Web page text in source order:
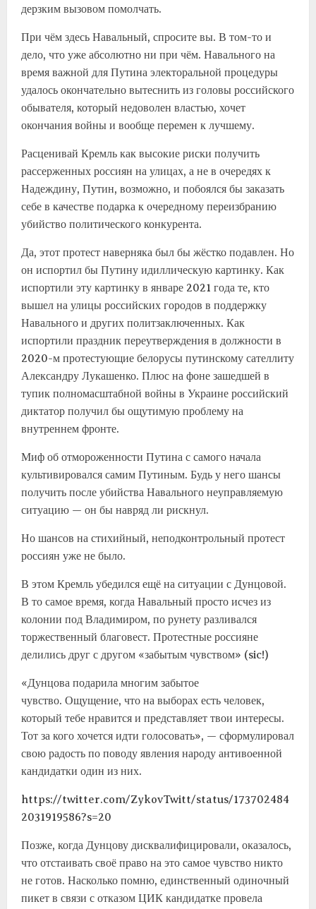
дерзким вызовом помолчать.
При чём здесь Навальный, спросите вы. В том-то и
дело, что уже абсолютно ни при чём. Навального на
время важной для Путина электоральной процедуры
удалось окончательно вытеснить из головы российского
обывателя, который недоволен властью, хочет
окончания войны и вообще перемен к лучшему.
Расценивай Кремль как высокие риски получить
рассерженных россиян на улицах, а не в очередях к
Надеждину, Путин, возможно, и побоялся бы заказать
себе в качестве подарка к очередному переизбранию
убийство политического конкурента.
Да, этот протест наверняка был бы жёстко подавлен. Но
он испортил бы Путину идиллическую картинку. Как
испортили эту картинку в январе 2021 года те, кто
вышел на улицы российских городов в поддержку
Навального и других политзаключенных. Как
испортили праздник переутверждения в должности в
2020-м протестующие белорусы путинскому сателлиту
Александру Лукашенко. Плюс на фоне зашедшей в
тупик полномасштабной войны в Украине российский
диктатор получил бы ощутимую проблему на
внутреннем фронте.
Миф об отмороженности Путина с самого начала
культивировался самим Путиным. Будь у него шансы
получить после убийства Навального неуправляемую
ситуацию — он бы навряд ли рискнул.
Но шансов на стихийный, неподконтрольный протест
россиян уже не было.
В этом Кремль убедился ещё на ситуации с Дунцовой.
В то самое время, когда Навальный просто исчез из
колонии под Владимиром, по рунету разливался
торжественный благовест. Протестные россияне
делились друг с другом «забытым чувством» (sic!)
«Дунцова подарила многим забытое
чувство. Ощущение, что на выборах есть человек,
который тебе нравится и представляет твои интересы.
Тот за кого хочется идти голосовать», — сформулировал
свою радость по поводу явления народу антивоенной
кандидатки один из них.
https://twitter.com/ZykovTwitt/status/173702484
2031919586?s=20
Позже, когда Дунцову дисквалифицировали, оказалось,
что отстаивать своё право на это самое чувство никто
не готов. Насколько помню, единственный одиночный
пикет в связи с отказом ЦИК кандидатке провела